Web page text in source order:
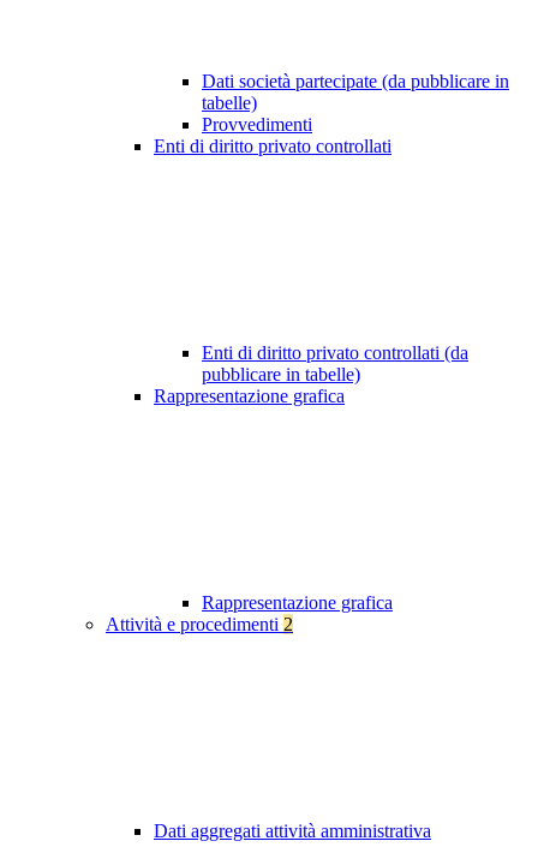
Dati società partecipate (da pubblicare in
tabelle)
Provvedimenti
Enti di diritto privato controllati
Enti di diritto privato controllati (da
pubblicare in tabelle)
Rappresentazione grafica
Rappresentazione grafica
Attività e procedimenti 2
Dati aggregati attività amministrativa